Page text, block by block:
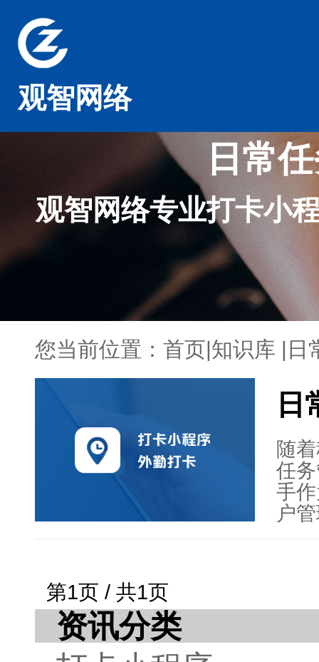
观智网络
日常
观智网络专业打卡小
您当前位置： 首页|知识库 | 日
日
随
任
手
户
势
第1页 / 共1页
资讯分类